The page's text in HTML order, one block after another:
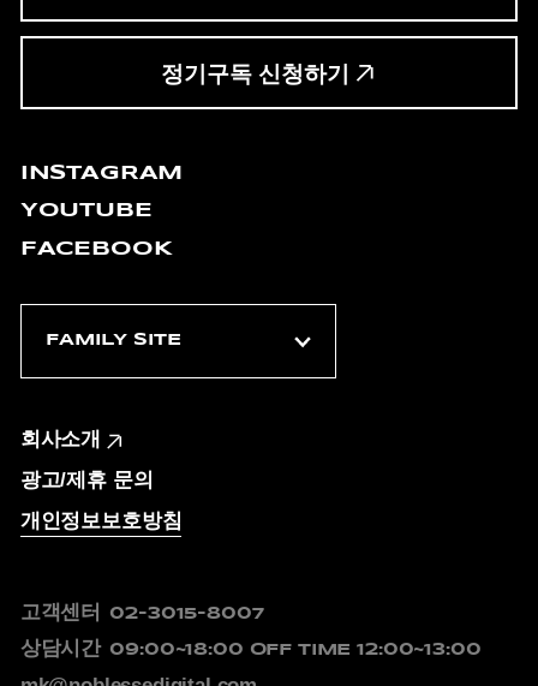
정기구독 신청하기
INSTAGRAM
YOUTUBE
FACEBOOK
회사소개
광고/제휴 문의
개인정보보호방침
고객센터 02-3015-8007
상담시간 09:00~18:00 OFF TIME 12:00~13:00